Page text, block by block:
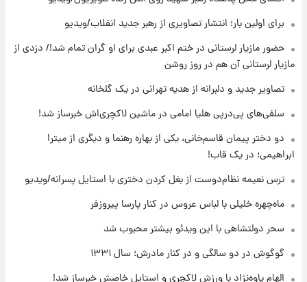
مرداد ۱۴۰۵ +جدول
۱۱ ساعت پیش
با قدرتمندترین و بادوام ترین تانک جهان آشنا
شوید+ فیلم
قیمت طلا ۱۸عیار امروز شنبه ۱۷ مرداد ۱۴۰۵
۱۲ ساعت پیش
قیمت محصولات ایران‌خودرو و سایپا امروز شنبه
برای اولین بار؛ انتشار تصاویری از رهبر جدید انقلاب/ویدیو
حضور مازیار لرستانی در ختم اکبر عبدی برای او گران تمام شد!/ دزدی از
مازیار لرستانی آن هم در روز روشن
تصاویر جدید و دلبرانه از هدیه تهرانی در یک گلخانه
سلفی‌های پی‌درپی هلیا امامی در ماشین لاکچری‌اش خبرساز شد!
دو دختر پیمان قاسم‌خانی، یکی از بهاره رهنما و دیگری از میترا
ابراهیمی؛ در یک قاب!
ترس نعیمه نظام‌دوست از بغل کردن دختری با استایل پسرانه/ویدیو
ماه‌چهره خلیلی با لباس عروس در کنار پارسا پیروزفر
سحر دولتشاهی با این ویدئو بیشتر محبوب شد
گوگوش در دو سالگی و در کنار مادرش؛ سال ۱۳۳۱
الهام پاوه‌نژاد با ورزش لاکچری و استایل خاصش خبرساز شد!